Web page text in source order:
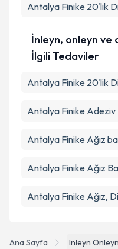
Ana Sayfa
Inleyn
Antalya Finike 20'lik
İnleyn, onleyn
İlgili Tedaviler
Antalya Finike 20'lik
Antalya Finike Adeziv
Antalya Finike Ağız
Antalya Finike Ağız
Antalya Finike Ağız,